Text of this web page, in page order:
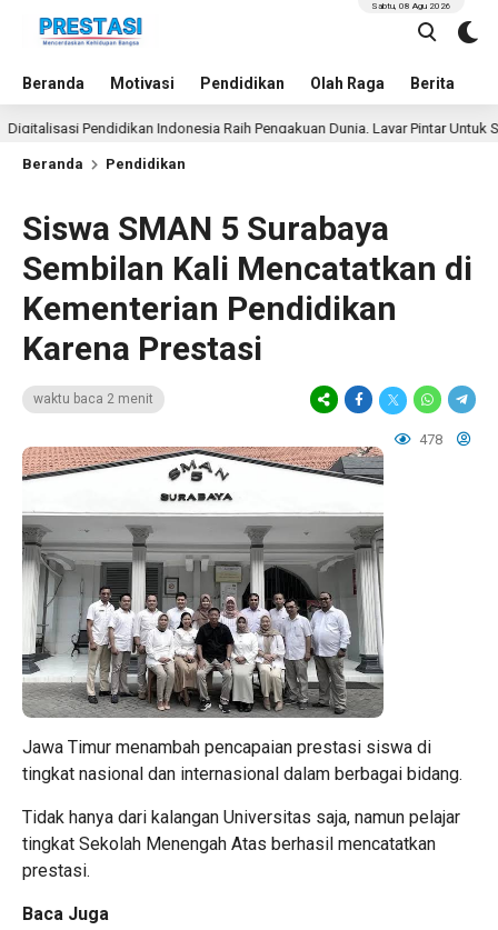
Beranda Motivasi Pendidikan Olah Raga Berita
Sabtu, 08 Agu 2026
Pendidikan Indonesia Raih Pengakuan Dunia, Layar Pintar Untuk Semua
Beranda Pendidikan
Siswa SMAN 5 Surabaya
Sembilan Kali Mencatatkan di
Kementerian Pendidikan
Karena Prestasi
waktu baca 2 menit
478
Jawa Timur menambah pencapaian prestasi siswa di
tingkat nasional dan internasional dalam berbagai bidang.
Tidak hanya dari kalangan Universitas saja, namun pelajar
tingkat Sekolah Menengah Atas berhasil mencatatkan
prestasi.
Baca Juga